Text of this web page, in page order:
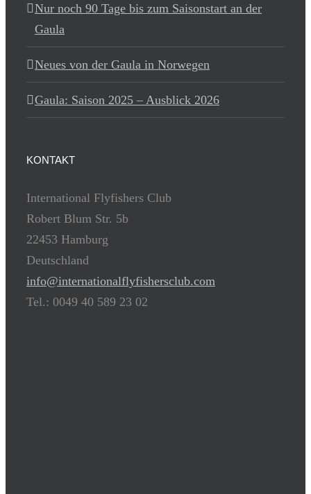
Nur noch 90 Tage bis zum Saisonstart an der
Gaula
Neues von der Gaula in Norwegen
Gaula: Saison 2025 – Ausblick 2026
KONTAKT
International Flyfishers Club
Robert Blum Str. 5b
22453 Hamburg
Deutschland
info@internationalflyfishersclub.com
Tel.: 0049 40 589 23 02